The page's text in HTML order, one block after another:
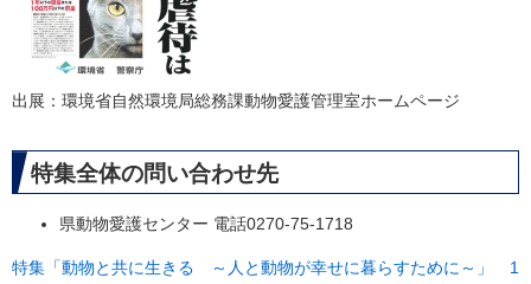
出展：環境省自然環境局総務課動物愛護管理室ホームページ
特集全体の問い合わせ先
県動物愛護センター 電話0270-75-1718
特集「動物と共に生きる ～人と動物が幸せに暮らすために～」 1